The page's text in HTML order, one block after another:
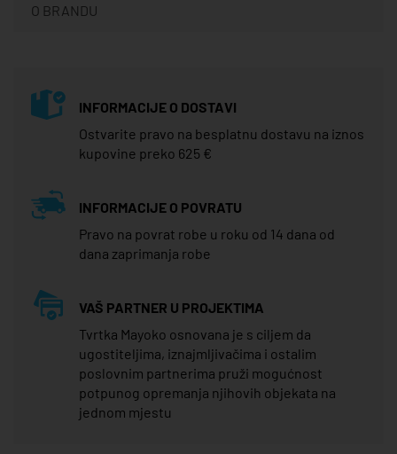
O BRANDU
INFORMACIJE O DOSTAVI
Ostvarite pravo na besplatnu dostavu na iznos
kupovine preko 625 €
INFORMACIJE O POVRATU
Pravo na povrat robe u roku od 14 dana od
dana zaprimanja robe
VAŠ PARTNER U PROJEKTIMA
Tvrtka Mayoko osnovana je s ciljem da
ugostiteljima, iznajmljivačima i ostalim
poslovnim partnerima pruži mogućnost
potpunog opremanja njihovih objekata na
jednom mjestu